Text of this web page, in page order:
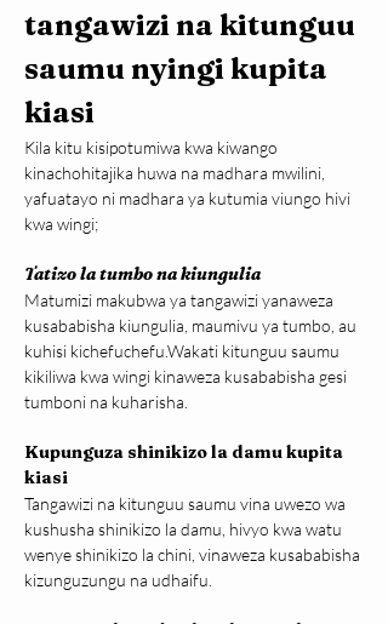
tangawizi na kitunguu
saumu nyingi kupita
kiasi
Kila kitu kisipotumiwa kwa kiwango
kinachohitajika huwa na madhara mwilini,
yafuatayo ni madhara ya kutumia viungo hivi
kwa wingi;
Tatizo la tumbo na kiungulia
Matumizi makubwa ya tangawizi yanaweza
kusababisha kiungulia, maumivu ya tumbo, au
kuhisi kichefuchefu.Wakati kitunguu saumu
kikiliwa kwa wingi kinaweza kusababisha gesi
tumboni na kuharisha.
Kupunguza shinikizo la damu kupita
kiasi
Tangawizi na kitunguu saumu vina uwezo wa
kushusha shinikizo la damu, hivyo kwa watu
wenye shinikizo la chini, vinaweza kusababisha
kizunguzungu na udhaifu.